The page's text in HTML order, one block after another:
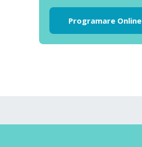
Programare Online